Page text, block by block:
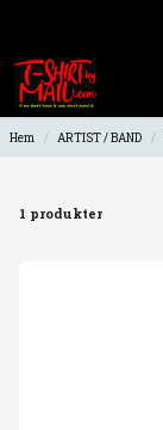
Hem ARTIST / BAND
1 produkter